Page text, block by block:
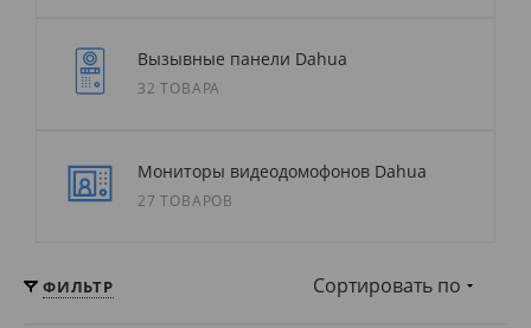
Вызывные панели Dahua
32 ТОВАРА
Мониторы видеодомофонов Dahua
27 ТОВАРОВ
ФИЛЬТР Сортировать по